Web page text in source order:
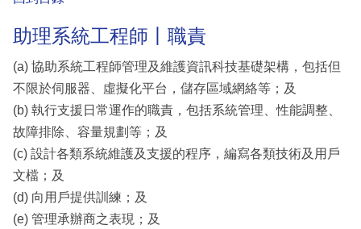
助理系統工程師丨職責
(a) 協助系統工程師管理及維護資訊科技基礎架構，包括但
不限於伺服器、虛擬化平台，儲存區域網絡等；及
(b) 執行支援日常運作的職責，包括系統管理、性能調整、
故障排除、容量規劃等；及
(c) 設計各類系統維護及支援的程序，編寫各類技術及用戶
文檔；及
(d) 向用戶提供訓練；及
(e) 管理承辦商之表現；及